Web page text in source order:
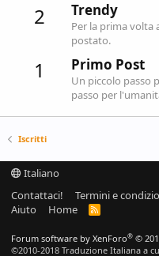
2 Trendy
Per la prima volta
postato.
1 Primo Post
Un piccolo passo
passo per
Iscritti
Italiano
Contattaci!
Termini e
Aiuto
Home
R
Forum software by XenForo® ©
©2010-2018 Traduzione Italiana a